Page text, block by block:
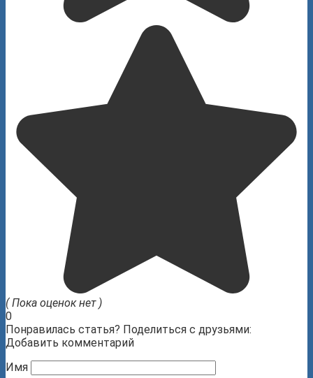
( Пока оценок нет )
0
Понравилась статья? Поделиться с друзьями:
Добавить комментарий
Имя